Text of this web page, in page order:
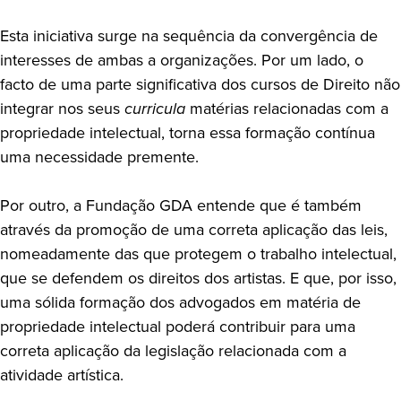
Esta iniciativa surge na sequência da convergência de
interesses de ambas a organizações. Por um lado, o
facto de uma parte significativa dos cursos de Direito não
integrar nos seuscurricula matérias relacionadas com a
propriedade intelectual, torna essa formação contínua
uma necessidade premente.
Por outro, a Fundação GDA entende que é também
através da promoção de uma correta aplicação das leis,
nomeadamente das que protegem o trabalho intelectual,
que se defendem os direitos dos artistas. E que, por isso,
uma sólida formação dos advogados em matéria de
propriedade intelectual poderá contribuir para uma
correta aplicação da legislação relacionada com a
atividade artística.